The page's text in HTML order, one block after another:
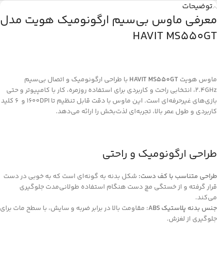
توضیحات
معرفی ماوس بی‌سیم ارگونومیک هویت مدل
HAVIT MS550GT
ماوس هویت HAVIT MS550GT با طراحی ارگونومیک و اتصال بی‌سیم
2.4GHz، انتخابی راحت و کاربردی برای استفاده روزمره، کار با کامپیوتر و حتی
بازی‌های غیرحرفه‌ای است. این ماوس با دقت قابل تنظیم تا 1600DPI و ۶ کلید
کاربردی و طول عمر بالا، تجربه‌ای لذت‌بخش را ارائه می‌دهد.
طراحی ارگونومیک و راحتی
طراحی متناسب با کف دست: شکل بدنه به گونه‌ای است که به خوبی در دست
قرار گرفته و از خستگی مچ دست هنگام استفاده طولانی‌مدت جلوگیری
می‌کند.
جنس بدنه پلاستیک ABS
: مقاومت بالا در برابر ضربه و سایش، با سطح مات برای
جلوگیری از لغزش.